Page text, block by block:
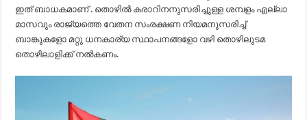
ഇത് ബാധകമാണ് . തൊഴില്‍ കരാറിനനുസരിച്ചുള്ള ശമ്പളം എല്ലാ
മാസവും രാജ്യത്തെ വേതന സംരക്ഷണ നിയമനുസരിച്ച്
ബാങ്കുകളോ മറ്റു ധനകാര്യ സ്ഥാപനങ്ങളോ വഴി തൊഴിലുടമ
തൊഴിലാളിക്ക് നല്‍കണം.